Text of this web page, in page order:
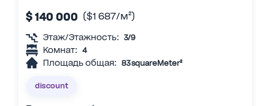
$ 140 000 ($1 687/м²)
Этаж/Этажность: 3/9
Комнат: 4
Площадь общая: 83 squareMeter²
discount